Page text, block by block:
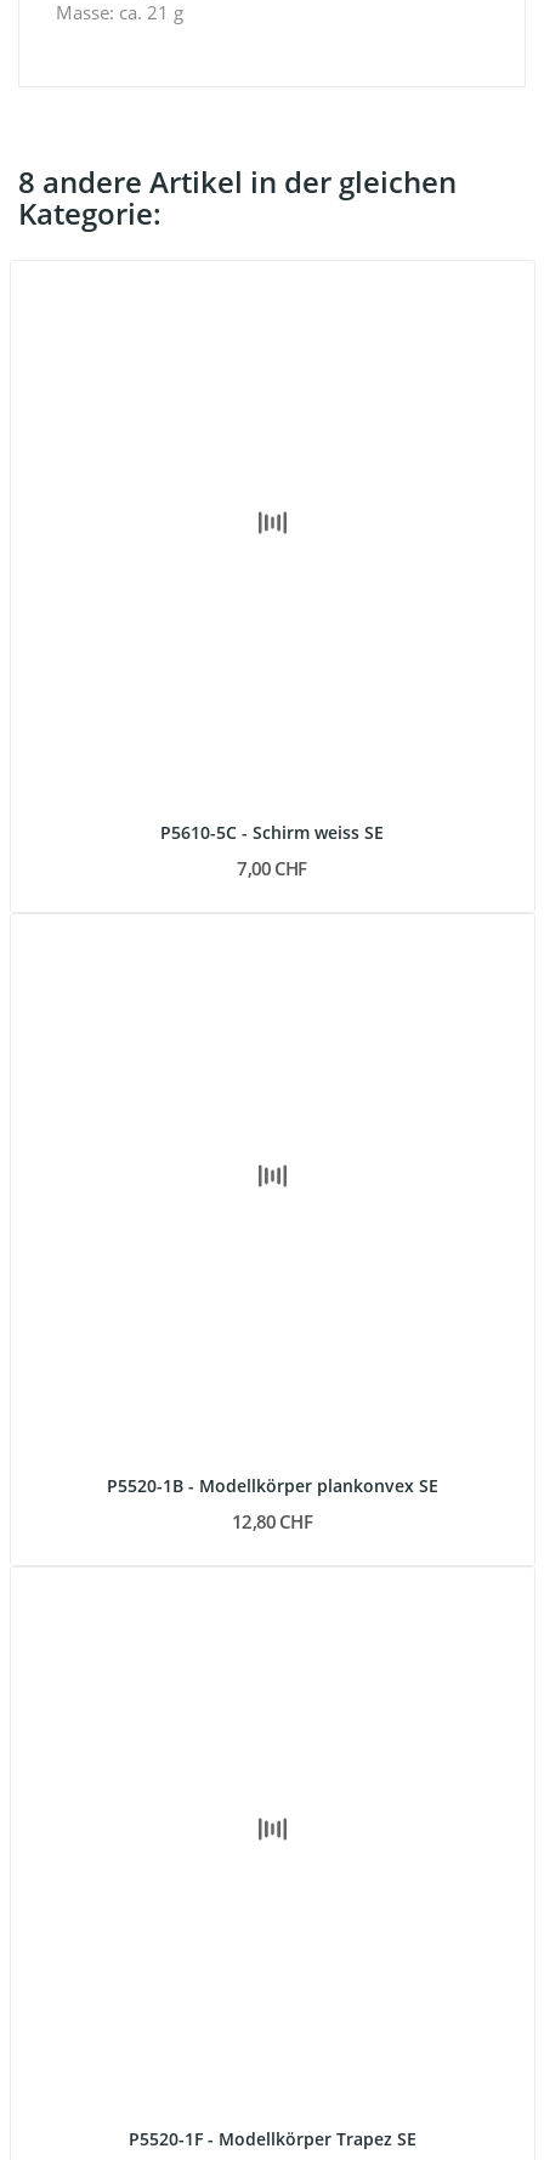
Masse: ca. 21 g
8 andere Artikel in der gleichen
Kategorie:
P5610-5C - Schirm weiss SE
7,00 CHF
P5520-1B - Modellkörper plankonvex SE
12,80 CHF
P5520-1F - Modellkörper Trapez SE